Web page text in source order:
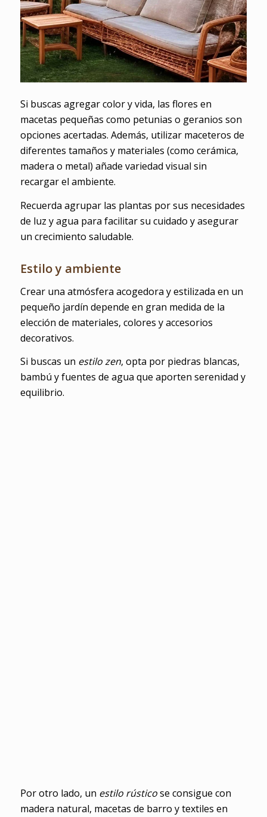
Si buscas agregar color y vida, las flores en
macetas pequeñas como petunias o geranios son
opciones acertadas. Además, utilizar maceteros de
diferentes tamaños y materiales (como cerámica,
madera o metal) añade variedad visual sin
recargar el ambiente.
Recuerda agrupar las plantas por sus necesidades
de luz y agua para facilitar su cuidado y asegurar
un crecimiento saludable.
Estilo y ambiente
Crear una atmósfera acogedora y estilizada en un
pequeño jardín depende en gran medida de la
elección de materiales, colores y accesorios
decorativos.
Si buscas un estilo zen, opta por piedras blancas,
bambú y fuentes de agua que aporten serenidad y
equilibrio.
Por otro lado, un estilo rústicose consigue con
madera natural, macetas de barro y textiles en